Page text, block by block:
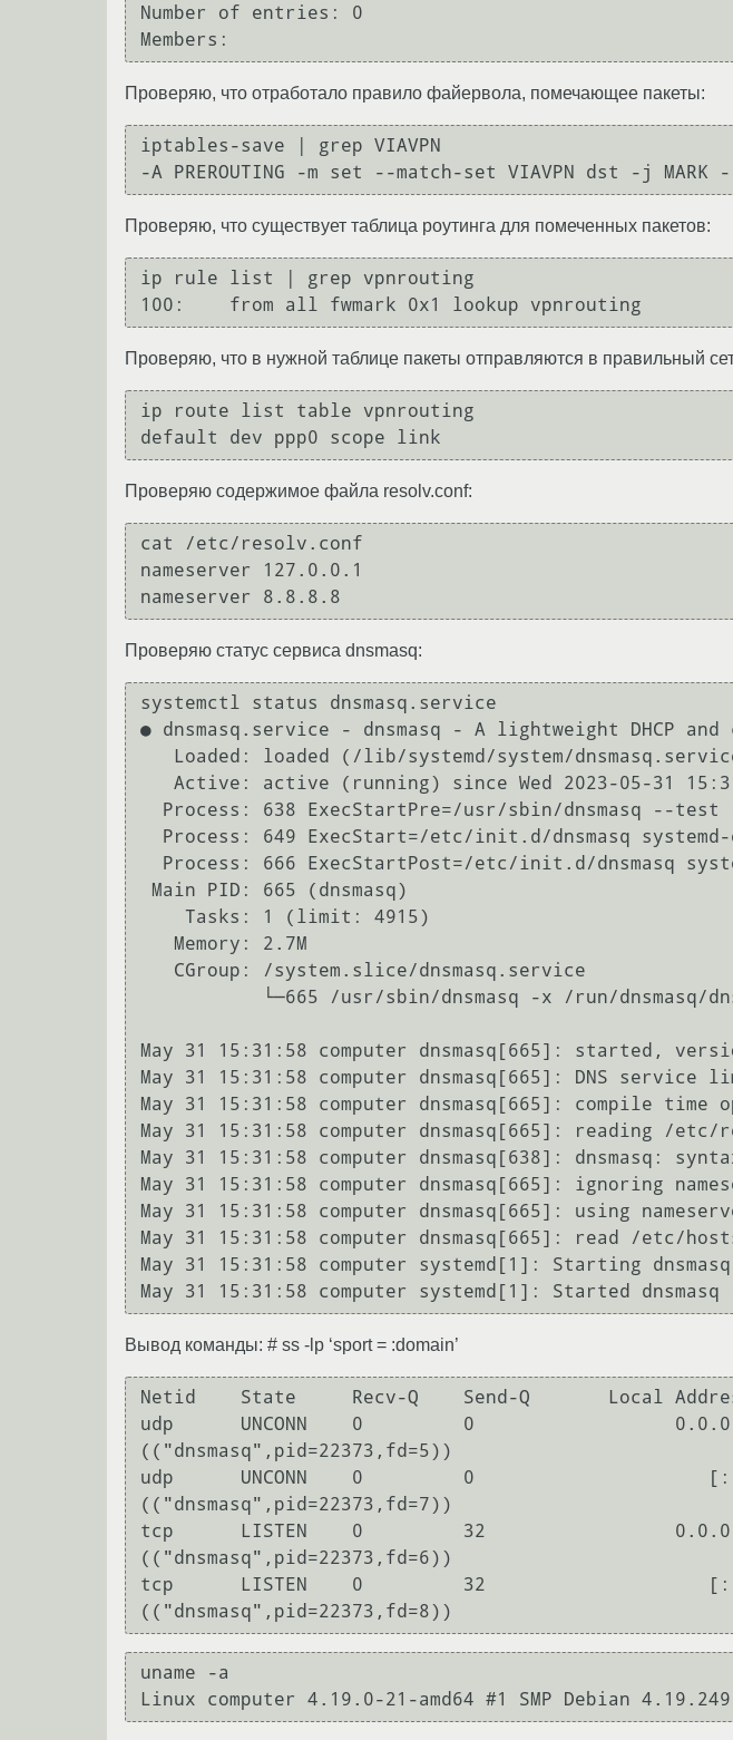
Number of entries: 0
Проверяю, что отработало правило файервола, помечающее пакеты:
iptables-save | grep VIAVPN
Проверяю, что существует таблица роутинга для помеченных пакетов:
ip rule list | grep vpnrouting
Проверяю, что в нужной таблице пакеты отправляются в правильный
ip route list table vpnrouting
Проверяю содержимое файла resolv.conf:
cat /etc/resolv.conf
nameserver 127.0.0.1
Проверяю статус сервиса dnsmasq:
systemctl status dnsmasq.service
● dnsmasq.service - dnsmasq - A lightweight DHCP and
May 31 15:31:58 computer dnsmasq[665]: started,
May 31 15:31:58 computer dnsmasq[665]: DNS
May 31 15:31:58 computer dnsmasq[665]: compile time
May 31 15:31:58 computer dnsmasq[665]: reading /etc/
May 31 15:31:58 computer dnsmasq[638]: dnsmasq:
May 31 15:31:58 computer dnsmasq[665]: ignoring
May 31 15:31:58 computer dnsmasq[665]: using
May 31 15:31:58 computer dnsmasq[665]: read /etc/
May 31 15:31:58 computer systemd[1]: Starting
Вывод команды: # ss -lp ‘sport = :domain’
Netid    State     Recv-Q    Send-Q       Local
udp      UNCONN    0         0
(("dnsmasq",pid=22373,fd=5))
udp      UNCONN    0         0
(("dnsmasq",pid=22373,fd=7))
tcp      LISTEN    0         32
(("dnsmasq",pid=22373,fd=6))
tcp      LISTEN    0         32
uname -a